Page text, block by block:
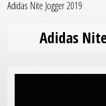
Adidas Nite Jogger 2019
Adidas